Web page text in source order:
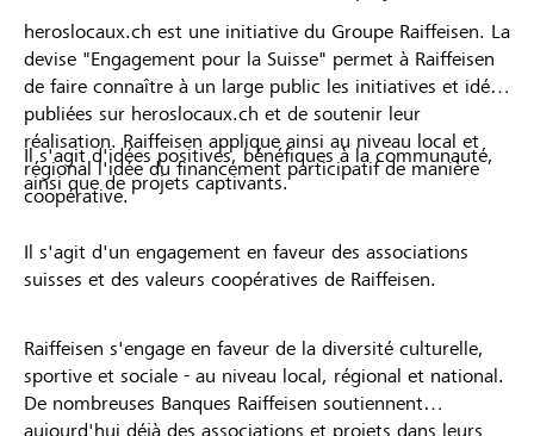
heroslocaux.ch est une initiative du Groupe Raiffeisen. La
devise "Engagement pour la Suisse" permet à Raiffeisen
de faire connaître à un large public les initiatives et idées
publiées sur heroslocaux.ch et de soutenir leur
réalisation. Raiffeisen applique ainsi au niveau local et
régional l'idée du financement participatif de manière
coopérative.
Il s'agit d'idées positives, bénéfiques à la communauté,
ainsi que de projets captivants.
Il s'agit d'un engagement en faveur des associations
suisses et des valeurs coopératives de Raiffeisen.
Raiffeisen s'engage en faveur de la diversité culturelle,
sportive et sociale - au niveau local, régional et national.
De nombreuses Banques Raiffeisen soutiennent
aujourd'hui déjà des associations et projets dans leurs